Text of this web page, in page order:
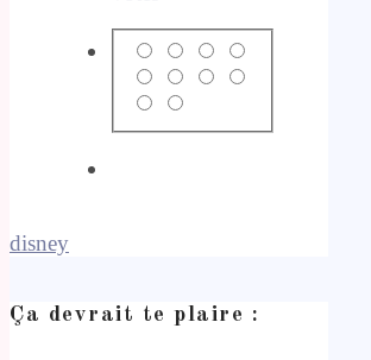
disney
Ça devrait te plaire :